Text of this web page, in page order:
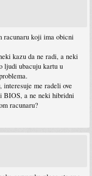
racunaru koji ima obicni
kazu da ne radi, a neki
ljudi ubacuju kartu u
me radeli ove
BIOS, a ne neki hibridni
racunaru?